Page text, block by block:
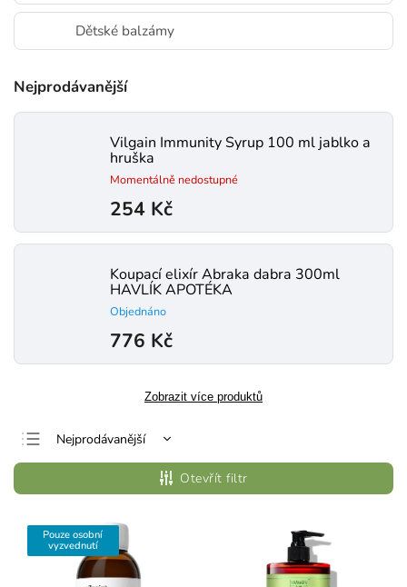
Dětské balzámy
Nejprodávanější
Vilgain Immunity Syrup 100 ml jablko a
hruška
Momentálně nedostupné
254 Kč
Koupací elixír Abraka dabra 300ml
HAVLÍK APOTÉKA
Objednáno
776 Kč
Zobrazit více produktů
Nejprodávanější
Nejlevnější
Nejdražší
Abecedně
Otevřít filtr
Pouze osobní
vyzvednutí